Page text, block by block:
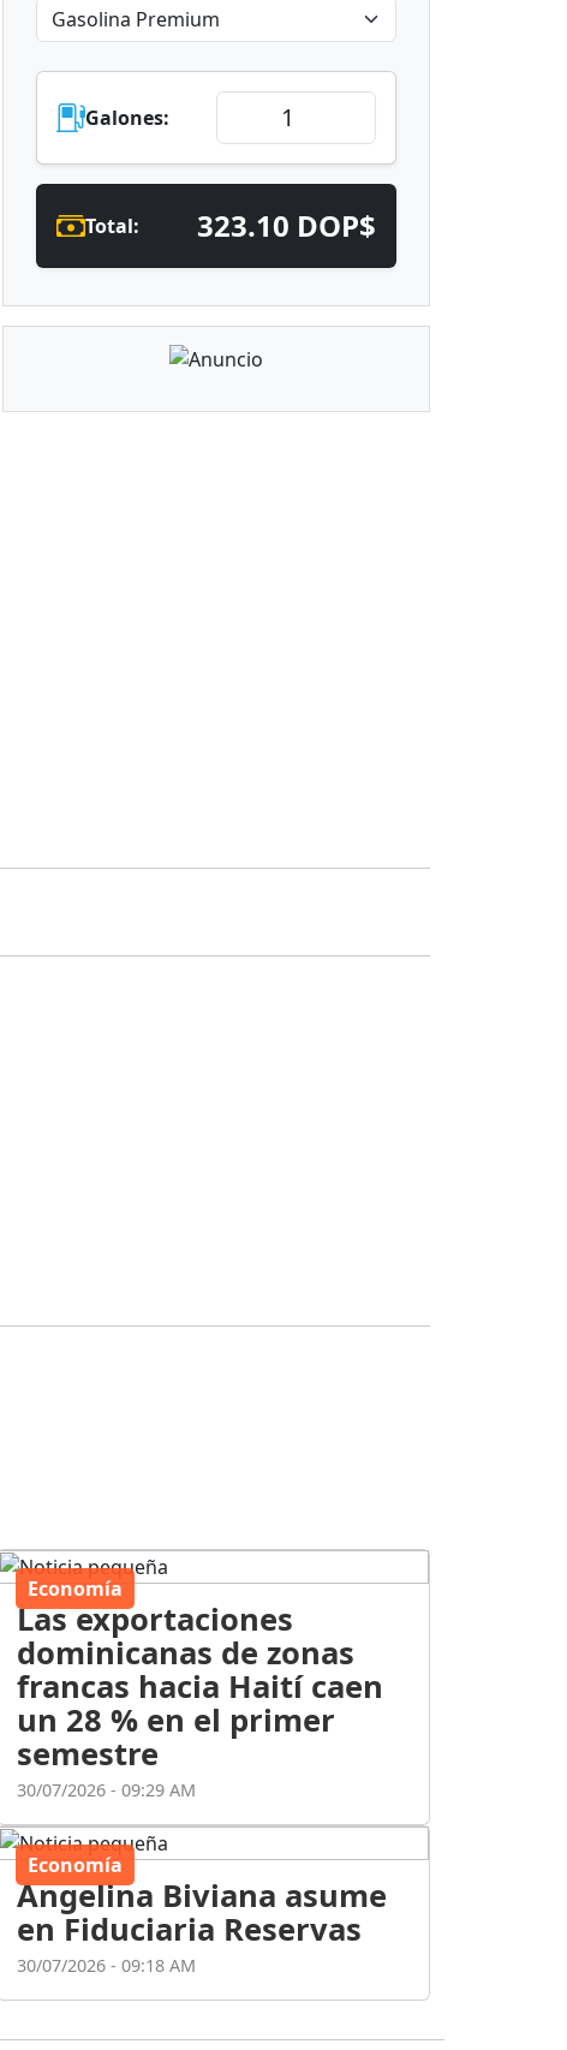
Galones:
Total: 323.10 DOP$
Economía
Las exportaciones
dominicanas de zonas
francas hacia Haití caen
un 28 % en el primer
semestre
30/07/2026 - 09:29 AM
Economía
Angelina Biviana asume
en Fiduciaria Reservas
30/07/2026 - 09:18 AM